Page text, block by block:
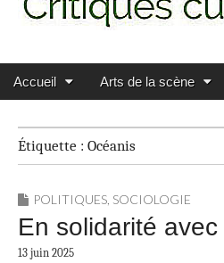
Main menu
Skip to content
Accueil Arts de la scène
Étiquette : Océanis
POLITIQUES SOCIOLOGIE
En solidarité
13 juin 2025